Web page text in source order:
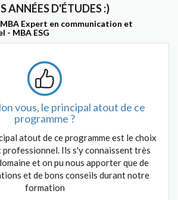
ANNÉES D'ÉTUDES :)
MBA Expert en communication et
- MBA ESG
vous, le principal atout de ce
programme ?
atout de ce programme est le choix
Ils s'y connaissent très
et on pu nous apporter que de
et de bons conseils durant notre
formation